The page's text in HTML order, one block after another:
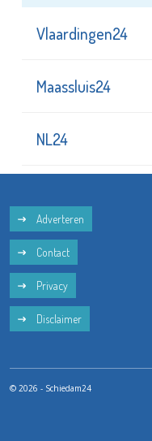
Vlaardingen24
Maassluis24
NL24
Adverteren
Contact
Privacy
Disclaimer
© 2026 - Schiedam24